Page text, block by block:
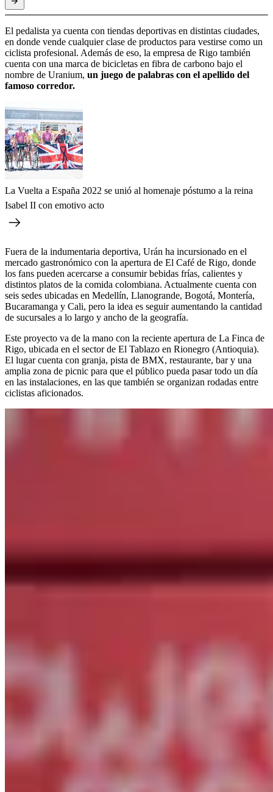
El pedalista ya cuenta con tiendas deportivas en distintas ciudades,
en donde vende cualquier clase de productos para vestirse como un
ciclista profesional. Además de eso, la empresa de Rigo también
cuenta con una marca de bicicletas en fibra de carbono bajo el
nombre de Uranium, un juego de palabras con el apellido del
famoso corredor.
La Vuelta a España 2022 se unió al homenaje póstumo a la reina
Isabel II con emotivo acto
Fuera de la indumentaria deportiva, Urán ha incursionado en el
mercado gastronómico con la apertura de El Café de Rigo, donde
los fans pueden acercarse a consumir bebidas frías, calientes y
distintos platos de la comida colombiana. Actualmente cuenta con
seis sedes ubicadas en Medellín, Llanogrande, Bogotá, Montería,
Bucaramanga y Cali, pero la idea es seguir aumentando la cantidad
de sucursales a lo largo y ancho de la geografía.
Este proyecto va de la mano con la reciente apertura de La Finca de
Rigo, ubicada en el sector de El Tablazo en Rionegro (Antioquia).
El lugar cuenta con granja, pista de BMX, restaurante, bar y una
amplia zona de picnic para que el público pueda pasar todo un día
en las instalaciones, en las que también se organizan rodadas entre
ciclistas aficionados.